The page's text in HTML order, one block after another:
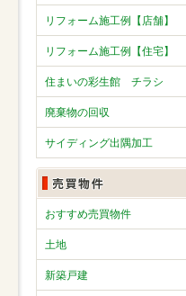
リフォーム施工例【店舗】
リフォーム施工例【住宅】
住まいの彩生館 チラシ
廃棄物の回収
サイディング出隅加工
おすすめ売買物件
土地
新築戸建